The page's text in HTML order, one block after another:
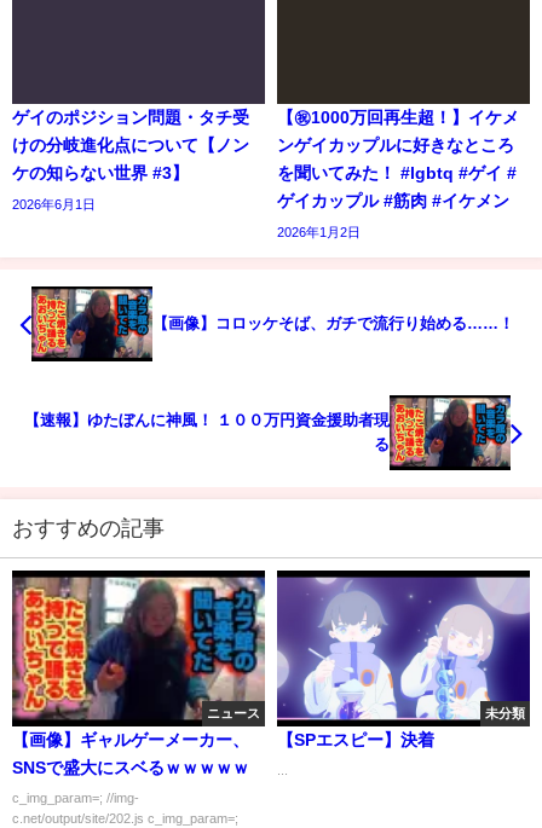
ゲイのポジション問題・タチ受
けの分岐進化点について【ノン
ケの知らない世界 #3】
2026年6月1日
【㊗️1000万回再生超！】イケメ
ンゲイカップルに好きなところ
を聞いてみた！ #lgbtq #ゲイ #
ゲイカップル #筋肉 #イケメン
2026年1月2日
【画像】コロッケそば、ガチで流行り始める……！
【速報】ゆたぼんに神風！ １００万円資金援助者現
る
おすすめの記事
ニュース
【画像】ギャルゲーメーカー、
SNSで盛大にスベるｗｗｗｗｗ
c_img_param=; //img-
c.net/output/site/202.js c_img_param=;
未分類
【SPエスピー】決着